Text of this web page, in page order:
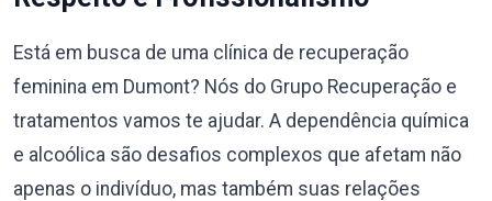
Está em busca de uma clínica de recuperação
feminina em Dumont? Nós do Grupo Recuperação e
tratamentos vamos te ajudar. A dependência química
e alcoólica são desafios complexos que afetam não
apenas o indivíduo, mas também suas relações